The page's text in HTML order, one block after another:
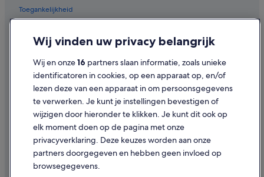
Toegankelijkheid
Cookies
Juridische informatie/Contact
Inhoudsrichtlijnen en inhoud rapporteren
Hulp
Ondersteuning
Je boeking wijzigen of annuleren
Restitutieproces en tijdsbestek
Wij vinden uw privacy belangrijk
Wij en onze16 partners slaan informatie, zoals unieke
identificatoren in cookies, op een apparaat op, en/of
lezen deze van een apparaat in om persoonsgegevens
te verwerken. Je kunt je instellingen bevestigen of
wijzigen door hieronder te klikken. Je kunt dit ook op
elk moment doen op de pagina met onze
privacyverklaring. Deze keuzes worden aan onze
partners doorgegeven en hebben geen invloed op
browsegegevens.